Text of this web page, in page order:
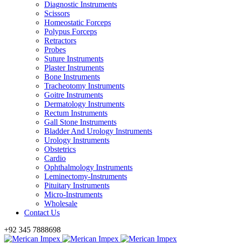
Diagnostic Instruments
Scissors
Homeostatic Forceps
Polypus Forceps
Retractors
Probes
Suture Instruments
Plaster Instruments
Bone Instruments
Tracheotomy Instruments
Goitre Instruments
Dermatology Instruments
Rectum Instruments
Gall Stone Instruments
Bladder And Urology Instruments
Urology Instruments
Obstetrics
Cardio
Ophthalmology Instruments
Leminectomy-Instruments
Pituitary Instruments
Micro-Instruments
Wholesale
Contact Us
+92 345 7888698